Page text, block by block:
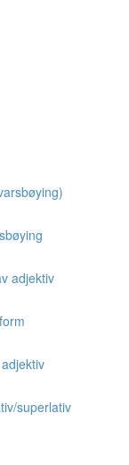
adjektiv
superlativ